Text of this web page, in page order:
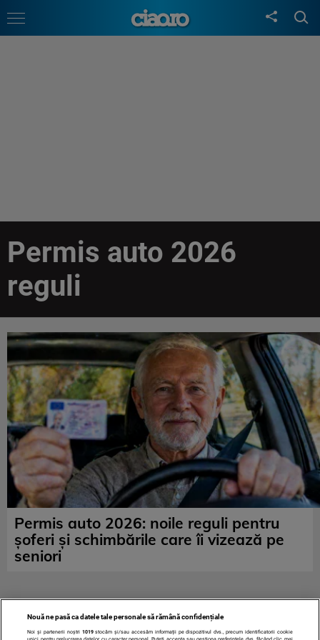
Permis auto 2026
reguli
Permis auto 2026: noile reguli pentru
șoferi și schimbările care îi vizează pe
seniori
Nouă ne pasă ca datele tale personale să rămână confidențiale
Noi și partenerii noștri 1019stocăm și/sau accesăm informații pe dispozitivul dvs., precum identificatorii cookie
unici pentru prelucrarea datelor cu caracter personal. Puteți accepta sau gestiona preferințele dvs. făcând clic mai